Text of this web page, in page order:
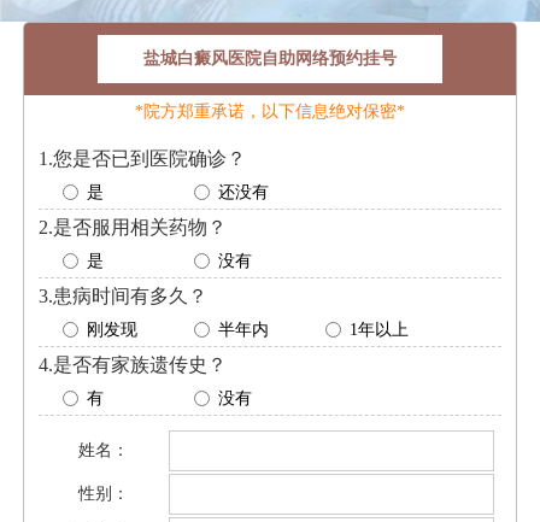
盐城白癜风医院自助网络预约挂号
*院方郑重承诺，以下信息绝对保密*
1.您是否已到医院确诊？
是 还没有
2.是否服用相关药物？
是 没有
3.患病时间有多久？
刚发现 半年内 1年以上
4.是否有家族遗传史？
有 没有
姓名：
性别：